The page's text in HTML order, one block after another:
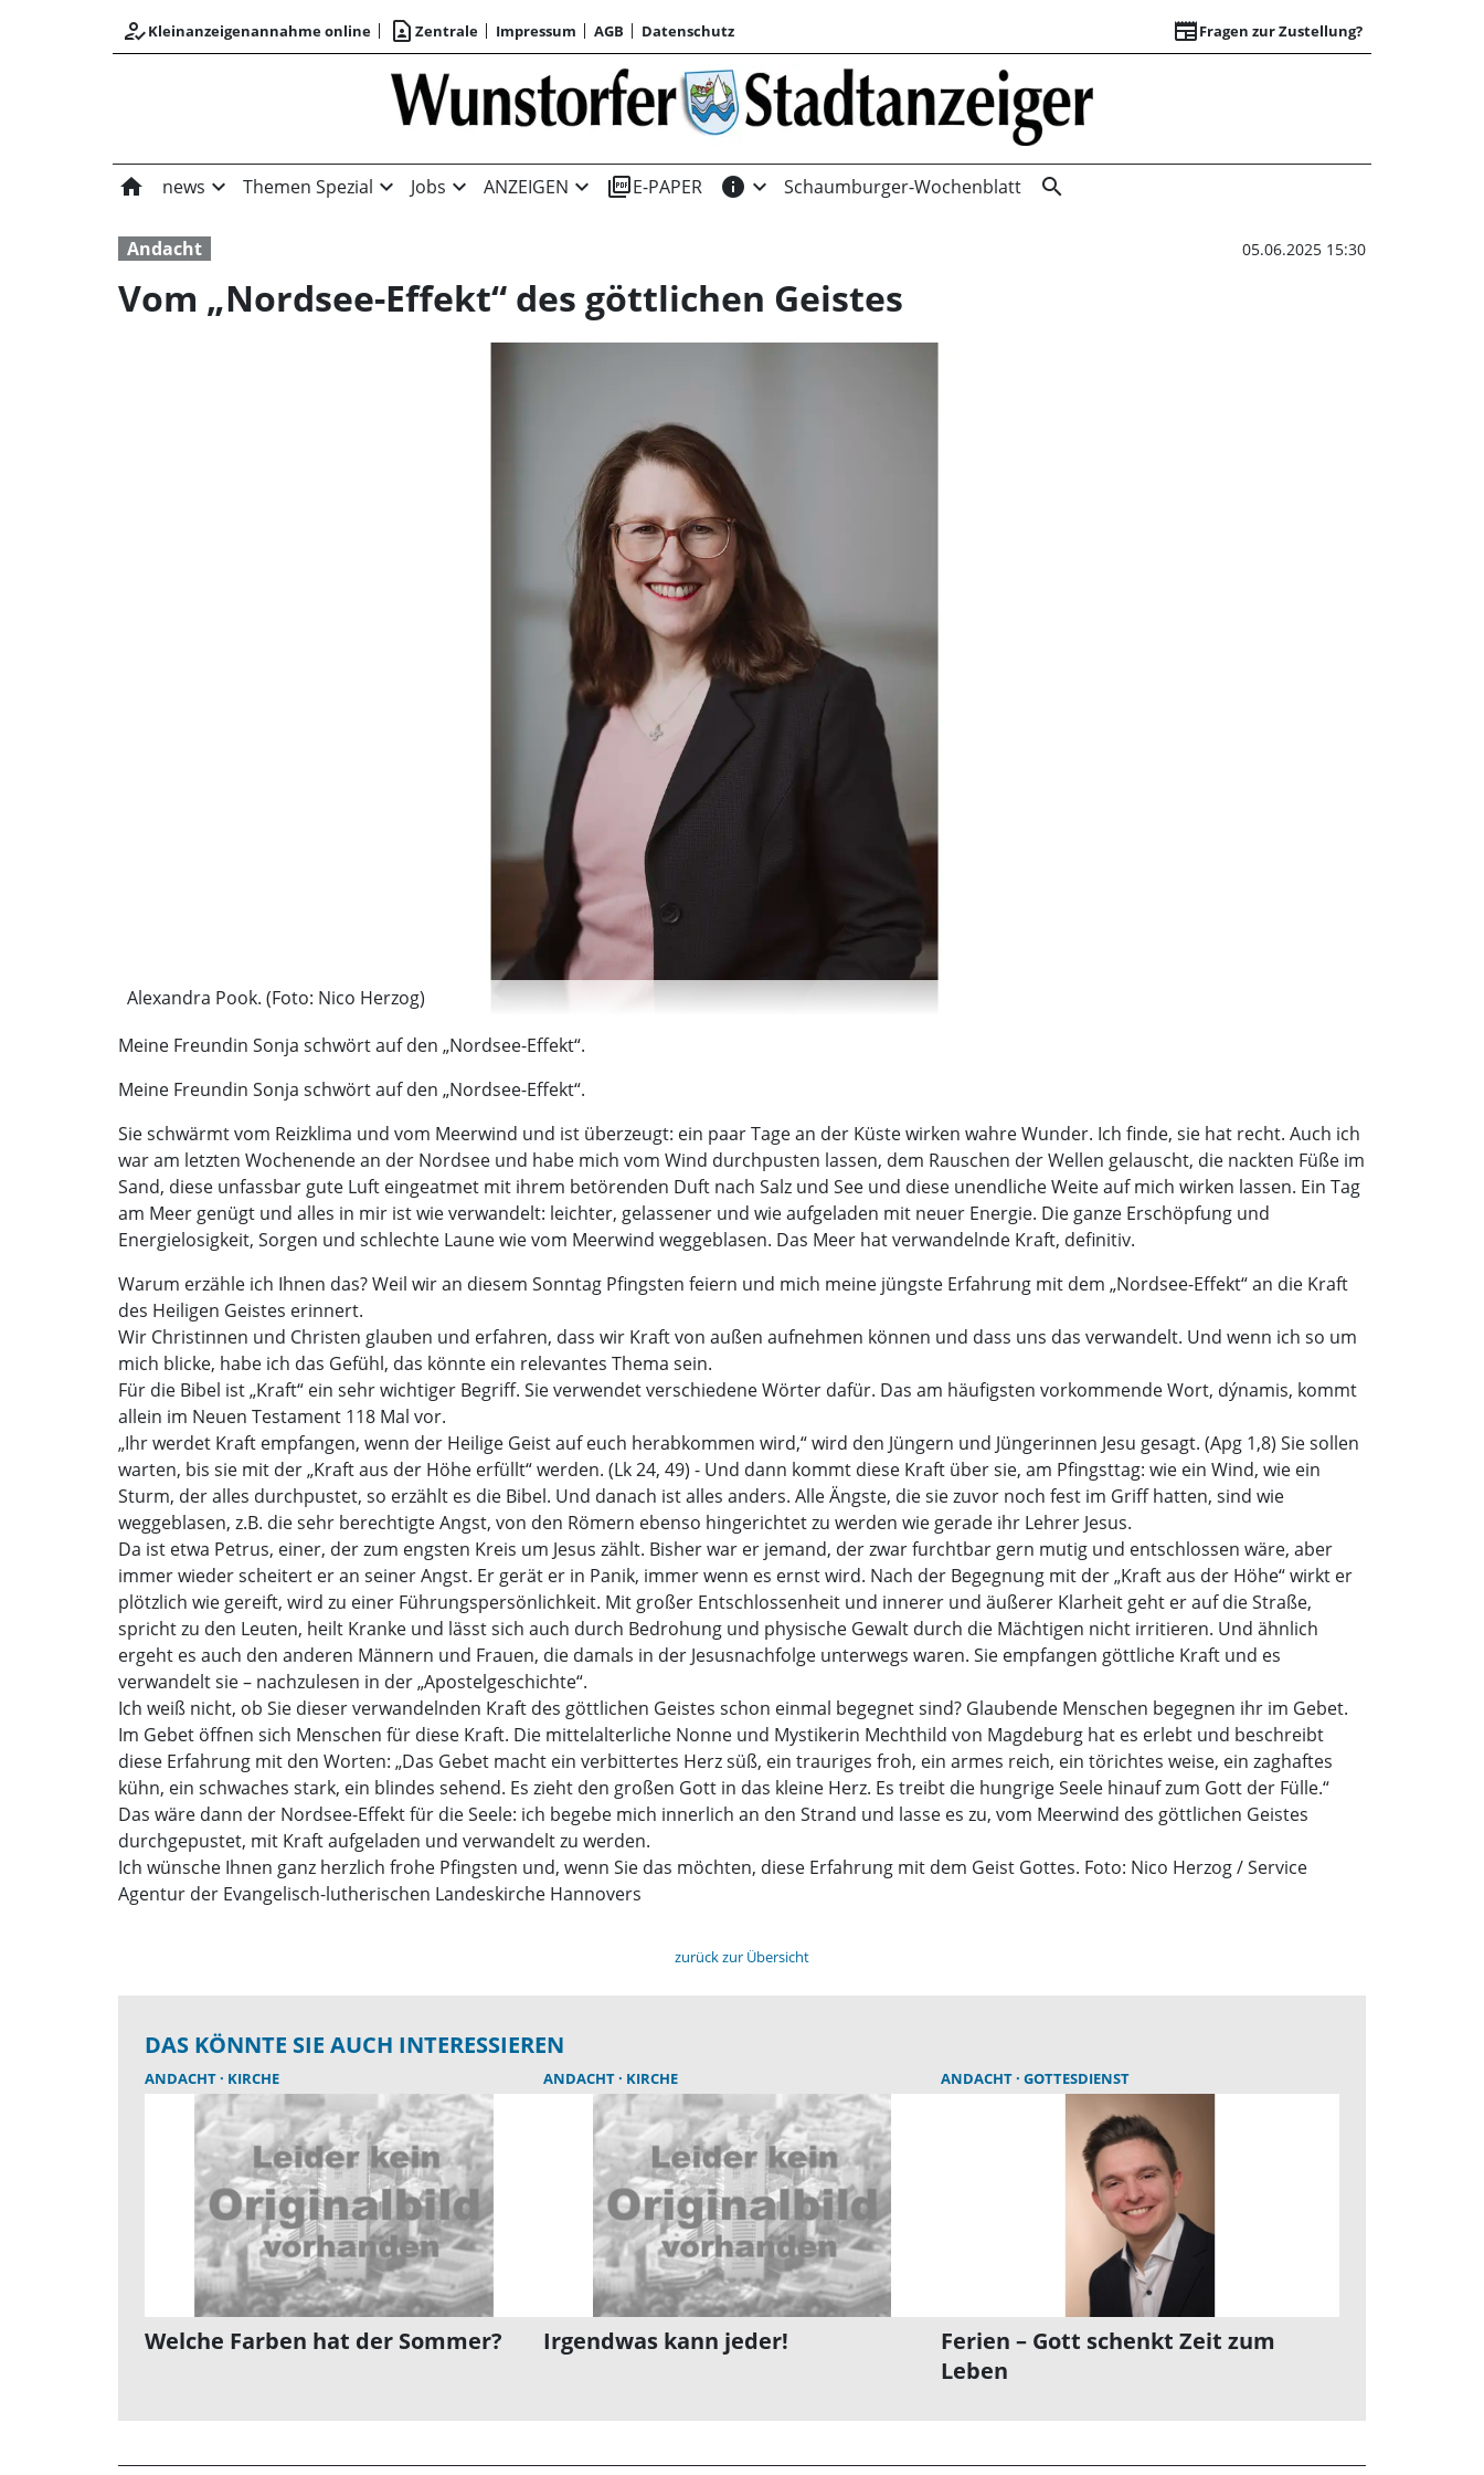
how_to_regKleinanzeigenannahme online contact_page Zentrale Impressum AGB Datenschutz newspaperFragen zur Zustellung?
Vom „Nordsee-
home news expand_more Themen Spezial expand_more Jobs expand_more ANZEIGEN expand_more picture_as_pdfE-PAPER info expand_more Schaumburger-Wochenblatt search
Andacht 05.06.2025 15:30
Vom „Nordsee-Effekt“ des göttlichen Geistes
Alexandra Pook. (Foto: Nico Herzog)
Meine Freundin Sonja schwört auf den „Nordsee-Effekt“.
Meine Freundin Sonja schwört auf den „Nordsee-Effekt“.
Sie schwärmt vom Reizklima und vom Meerwind und ist überzeugt: ein paar Tage an der Küste wirken wahre Wunder. Ich finde, sie hat recht. Auch ich
war am letzten Wochenende an der Nordsee und habe mich vom Wind durchpusten lassen, dem Rauschen der Wellen gelauscht, die nackten Füße im
Sand, diese unfassbar gute Luft eingeatmet mit ihrem betörenden Duft nach Salz und See und diese unendliche Weite auf mich wirken lassen. Ein Tag
am Meer genügt und alles in mir ist wie verwandelt: leichter, gelassener und wie aufgeladen mit neuer Energie. Die ganze Erschöpfung und
Energielosigkeit, Sorgen und schlechte Laune wie vom Meerwind weggeblasen. Das Meer hat verwandelnde Kraft, definitiv.
Warum erzähle ich Ihnen das? Weil wir an diesem Sonntag Pfingsten feiern und mich meine jüngste Erfahrung mit dem „Nordsee-Effekt“ an die Kraft
des Heiligen Geistes erinnert.
Wir Christinnen und Christen glauben und erfahren, dass wir Kraft von außen aufnehmen können und dass uns das verwandelt. Und wenn ich so um
mich blicke, habe ich das Gefühl, das könnte ein relevantes Thema sein.
Für die Bibel ist „Kraft“ ein sehr wichtiger Begriff. Sie verwendet verschiedene Wörter dafür. Das am häufigsten vorkommende Wort, dýnamis, kommt
allein im Neuen Testament 118 Mal vor.
„Ihr werdet Kraft empfangen, wenn der Heilige Geist auf euch herabkommen wird,“ wird den Jüngern und Jüngerinnen Jesu gesagt. (Apg 1,8) Sie sollen
warten, bis sie mit der „Kraft aus der Höhe erfüllt“ werden. (Lk 24, 49) - Und dann kommt diese Kraft über sie, am Pfingsttag: wie ein Wind, wie ein
Sturm, der alles durchpustet, so erzählt es die Bibel. Und danach ist alles anders. Alle Ängste, die sie zuvor noch fest im Griff hatten, sind wie
weggeblasen, z.B. die sehr berechtigte Angst, von den Römern ebenso hingerichtet zu werden wie gerade ihr Lehrer Jesus.
Da ist etwa Petrus, einer, der zum engsten Kreis um Jesus zählt. Bisher war er jemand, der zwar furchtbar gern mutig und entschlossen wäre, aber
immer wieder scheitert er an seiner Angst. Er gerät er in Panik, immer wenn es ernst wird. Nach der Begegnung mit der „Kraft aus der Höhe“ wirkt er
plötzlich wie gereift, wird zu einer Führungspersönlichkeit. Mit großer Entschlossenheit und innerer und äußerer Klarheit geht er auf die Straße,
spricht zu den Leuten, heilt Kranke und lässt sich auch durch Bedrohung und physische Gewalt durch die Mächtigen nicht irritieren. Und ähnlich
ergeht es auch den anderen Männern und Frauen, die damals in der Jesusnachfolge unterwegs waren. Sie empfangen göttliche Kraft und es
verwandelt sie – nachzulesen in der „Apostelgeschichte“.
Ich weiß nicht, ob Sie dieser verwandelnden Kraft des göttlichen Geistes schon einmal begegnet sind? Glaubende Menschen begegnen ihr im Gebet.
Im Gebet öffnen sich Menschen für diese Kraft. Die mittelalterliche Nonne und Mystikerin Mechthild von Magdeburg hat es erlebt und beschreibt
diese Erfahrung mit den Worten: „Das Gebet macht ein verbittertes Herz süß, ein trauriges froh, ein armes reich, ein törichtes weise, ein zaghaftes
kühn, ein schwaches stark, ein blindes sehend. Es zieht den großen Gott in das kleine Herz. Es treibt die hungrige Seele hinauf zum Gott der Fülle.“
Das wäre dann der Nordsee-Effekt für die Seele: ich begebe mich innerlich an den Strand und lasse es zu, vom Meerwind des göttlichen Geistes
durchgepustet, mit Kraft aufgeladen und verwandelt zu werden.
Ich wünsche Ihnen ganz herzlich frohe Pfingsten und, wenn Sie das möchten, diese Erfahrung mit dem Geist Gottes. Foto: Nico Herzog / Service
Agentur der Evangelisch-lutherischen Landeskirche Hannovers
zurück zur Übersicht
DAS KÖNNTE SIE AUCH INTERESSIEREN
ANDACHT KIRCHE
Welche Farben hat der Sommer?
ANDACHT KIRCHE
Irgendwas kann jeder!
ANDACHT GOTTESDIENST
Ferien – Gott schenkt Zeit zum
Leben